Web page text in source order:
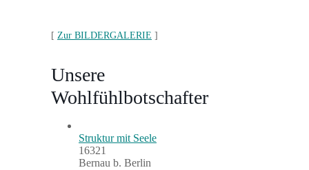
[ Zur BILDERGALERIE ]
Unsere
Wohlfühlbotschafter
Struktur mit Seele
16321
Bernau b. Berlin